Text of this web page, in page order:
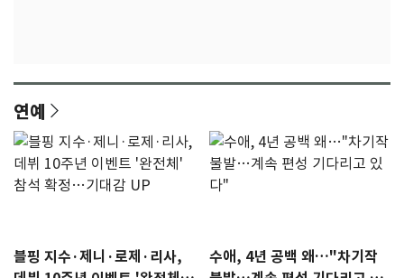
연예
블핑 지수·제니·로제·리사,
수애, 4년 공백 왜…"차기작